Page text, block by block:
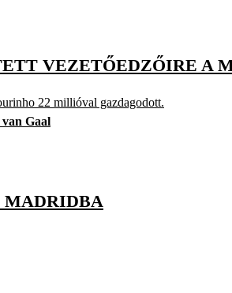
VEZETŐEDZŐIRE A
22 millióval gazdagodott.
Gaal
MADRIDBA